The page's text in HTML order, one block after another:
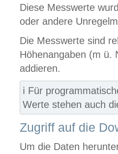
Diese Messwerte
oder andere
Die Messwerte sind
Höhenangaben (m ü.
addieren.
ℹ️ Für
Werte stehen auch
Zugriff auf die
Um die Daten